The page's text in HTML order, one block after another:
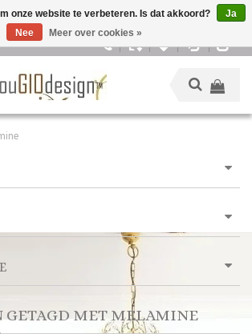
GETAGD MET MELAMINE
onze website te verbeteren. Is dat akkoord?
Ja
Nee
Meer over cookies »